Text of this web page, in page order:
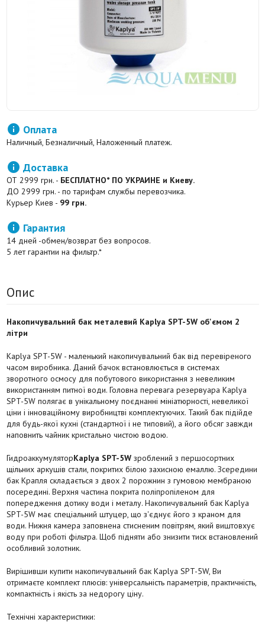
 Оплата
Наличный, Безналичный, Наложенный платеж.
 Доставка
ОТ 2999 грн. - БЕСПЛАТНО* ПО УКРАИНЕ и Киеву.
ДО 2999 грн. - по тарифам службы перевозчика.
Курьер Киев - 99 грн.
 Гарантия
14 дней -обмен/возврат без вопросов.
5 лет гарантии на фильтр.*
Опис
Накопичувальний бак металевий Kaplya SPT-5W об'ємом 2
літри
Kaplya SPT-5W - маленький накопичувальний бак від перевіреного
часом виробника. Даний бачок встановлюється в системах
зворотного осмосу для побутового використання з невеликим
використанням питної води. Головна перевага резервуара Kaplya
SPT-5W полягає в унікальному поєднанні мініатюрності, невеликої
ціни і інноваційному виробництві комплектуючих. Такий бак підійде
для будь-якої кухні (стандартної і не типовий), а його обсяг завжди
наповнить чайник кристально чистою водою.
ГидроаккумуляторKaplya SPT-5Wзроблений з першосортних
щільних аркушів стали, покритих білою захисною емаллю. Зсередини
бак Крапля складається з двох 2 порожнин з гумовою мембраною
посередині. Верхня частина покрита поліпропіленом для
попередження дотику води і металу. Накопичувальний бак Kaplya
SPT-5W має спеціальний штуцер, що з'єднує його з краном для
води. Нижня камера заповнена стисненим повітрям, який виштовхує
воду при роботі фільтра. Щоб підняти або знизити тиск встановлений
особливий золотник.
Вирішивши купити накопичувальний бак Kaplya SPT-5W, Ви
отримаєте комплект плюсів: універсальність параметрів, практичність,
компактність і якість за недорогу ціну.
Технічні характеристики: